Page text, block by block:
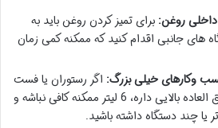
روغن: برای تمیز کردن روغن باید به
های جانبی اقدام کنید که ممکنه کمی زمان
وکارهای خیلی بزرگ: اگر رستوران یا فست
فود شما حجم کاری فوق العاده بالایی داره، 6 لیتر ممکنه کافی نباشه و
یا چند دستگاه داشته باشید.